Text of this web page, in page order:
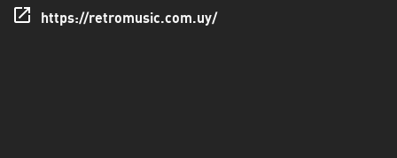
y
https://retromusic.com.uy/